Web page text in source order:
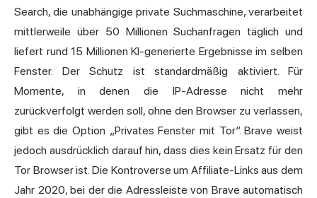
Search, die unabhängige private Suchmaschine, verarbeitet
mittlerweile über 50 Millionen Suchanfragen täglich und
liefert rund 15 Millionen KI-generierte Ergebnisse im selben
Fenster. Der Schutz ist standardmäßig aktiviert. Für
Momente, in denen die IP-Adresse nicht mehr
zurückverfolgt werden soll, ohne den Browser zu verlassen,
gibt es die Option „Privates Fenster mit Tor“. Brave weist
jedoch ausdrücklich darauf hin, dass dies kein Ersatz für den
Tor Browser ist. Die Kontroverse um Affiliate-Links aus dem
Jahr 2020, bei der die Adressleiste von Brave automatisch